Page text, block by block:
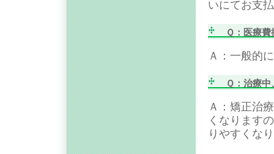
いにてお支
Ｑ：医療費
Ａ：一般的
Ｑ：治療中
Ａ：矯正治
くなります
りやすくな